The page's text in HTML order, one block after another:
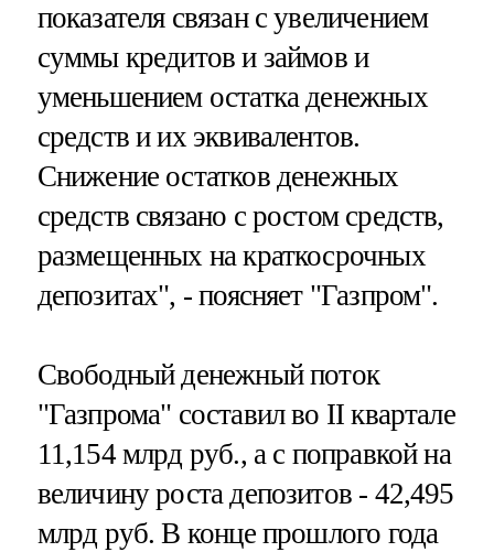
показателя связан с увеличением
суммы кредитов и займов и
уменьшением остатка денежных
средств и их эквивалентов.
Снижение остатков денежных
средств связано с ростом средств,
размещенных на краткосрочных
депозитах", - поясняет "Газпром".
Свободный денежный поток
"Газпрома" составил во II квартале
11,154 млрд руб., а с поправкой на
величину роста депозитов - 42,495
млрд руб. В конце прошлого года